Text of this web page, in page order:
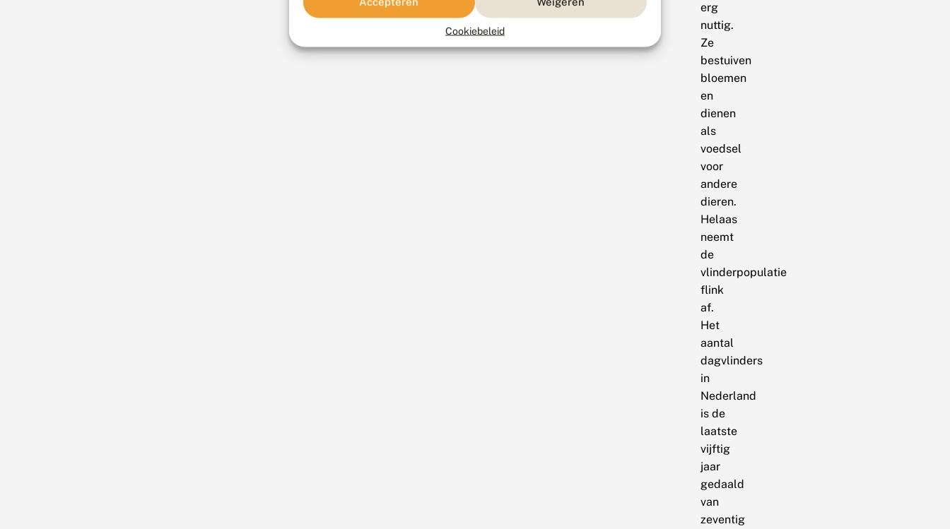
Cookiebeleid
erg
nuttig.
Ze
bestuiven
bloemen
en
dienen
als
voedsel
voor
andere
dieren.
Helaas
neemt
de
vlinderpopulatie
flink
af.
Het
aantal
dagvlinders
in
Nederland
is de
laatste
vijftig
jaar
gedaald
van
zeventig